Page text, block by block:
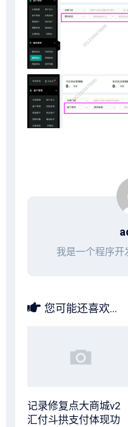
我是一个程序开
您可能还喜欢...
记录修复点大商城v2
汇付斗拱支付体现功